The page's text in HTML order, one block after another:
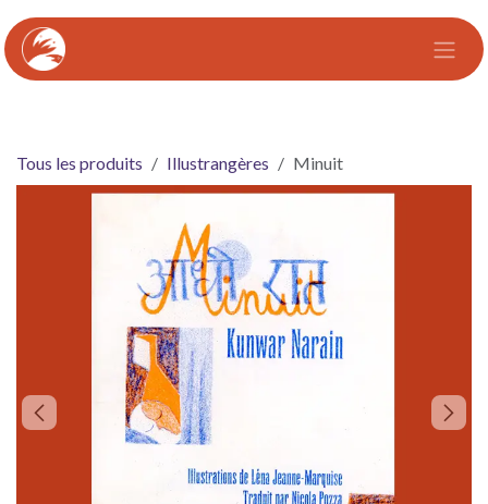
Tous les produits Illustrangères Minuit